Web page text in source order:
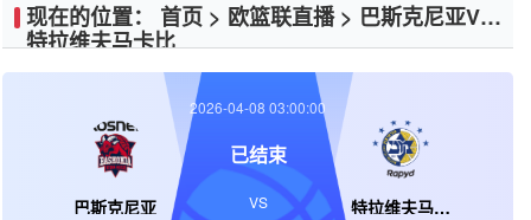
现在的位置： 首页 > 欧篮联直播> 巴斯克尼亚VS
特拉维夫马卡比
巴斯克尼亚 特拉维夫马卡比
2026-04-08 03:00:00
已结束
VS